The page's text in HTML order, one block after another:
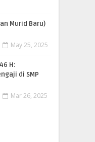
Murid Baru)
May 25, 2025
H:
di SMP
Mar 26, 2025